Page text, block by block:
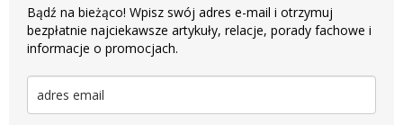
Bądź na bieżąco! Wpisz swój adres e-mail i otrzymuj
bezpłatnie najciekawsze artykuły, relacje, porady fachowe i
informacje o promocjach.